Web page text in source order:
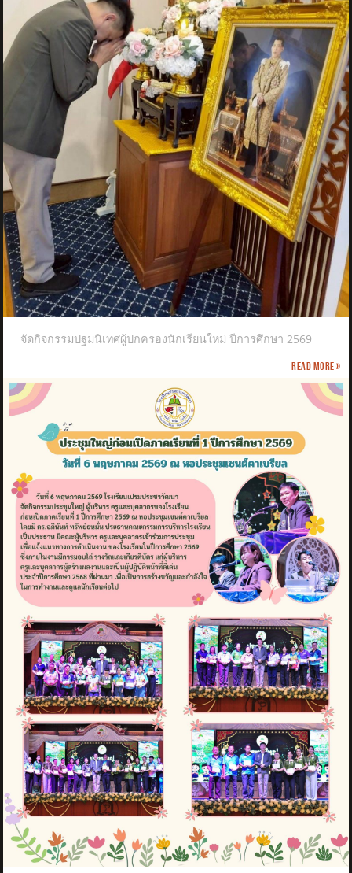
จัดกิจกรรมปฐมนิเทศผู้ปกครองนักเรียนใหม่ ปีการศึกษา 2569
Read more »